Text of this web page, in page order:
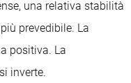
una relativa stabilità
prevedibile. La
positiva. La
inverte.